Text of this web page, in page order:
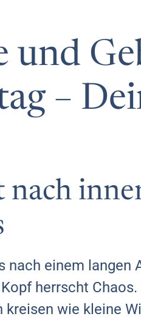
und
–
nach
nach einem
herrscht
wie kleine